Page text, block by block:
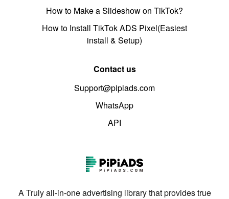
How to Make a Slideshow on TikTok?
How to Install TikTok ADS Pixel(Easiest
install & Setup)
Contact us
Support@pipiads.com
WhatsApp
API
A Truly all-in-one advertising library that provides true